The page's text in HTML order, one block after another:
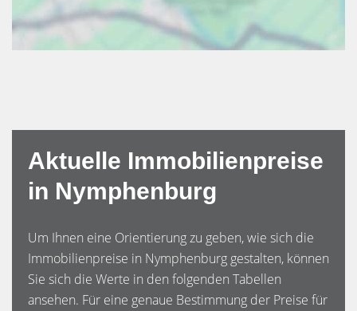
Aktuelle Immobilienpreise
in Nymphenburg
Um Ihnen eine Orientierung zu geben, wie sich die
Immobilienpreise in Nymphenburg gestalten, können
Sie sich die Werte in den folgenden Tabellen
ansehen. Für eine genaue Bestimmung der Preise für